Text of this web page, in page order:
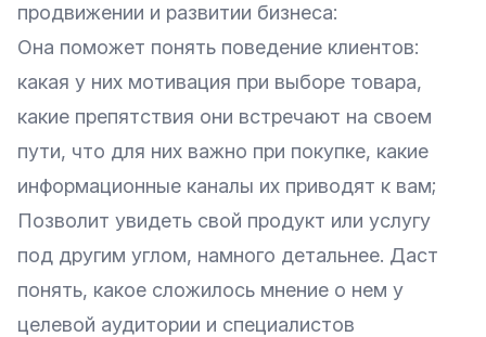
продвижении и развитии бизнеса:
Она поможет понять поведение клиентов:
какая у них мотивация при выборе товара,
какие препятствия они встречают на своем
пути, что для них важно при покупке, какие
информационные каналы их приводят к вам;
Позволит увидеть свой продукт или услугу
под другим углом, намного детальнее. Даст
понять, какое сложилось мнение о нем у
целевой аудитории и специалистов